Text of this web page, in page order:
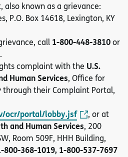
known as a grievance:
P.O. Box 14618, Lexington, KY
call 1-800-448-3810or
.
complaint with the U.S.
Human Services, Office for
through their Complaint Portal,
ocr/portal/lobby.jsf , or at
and Human Services, 200
Room 509F, HHH Building,
800-368-1019, 1-800-537-7697